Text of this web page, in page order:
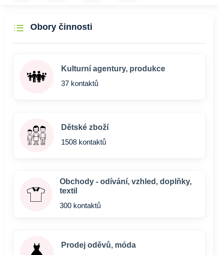
Obory činnosti
Kulturní agentury, produkce
37 kontaktů
Dětské zboží
1508 kontaktů
Obchody - odívání, vzhled, doplňky,
textil
300 kontaktů
Prodej oděvů, móda